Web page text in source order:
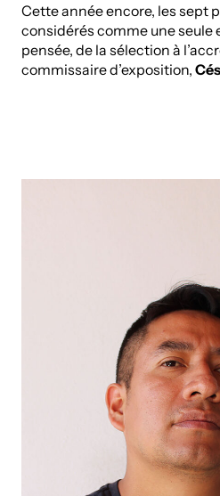
Cette année encore, les sept
considérés comme une seule
pensée, de la sélection à
commissaire d’exposition,